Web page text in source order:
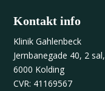
Kontakt info
Klinik Gahlenbeck
Jernbanegade 40, 2 sal,
6000 Kolding
CVR: 41169567